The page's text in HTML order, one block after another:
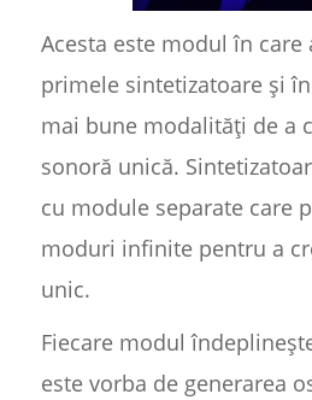
Acesta este modul în care
primele sintetizatoare și
mai bune modalități de a
sonoră unică.
cu module separate care
moduri infinite pentru a
unic.
Fiecare modul
este vorba de generarea